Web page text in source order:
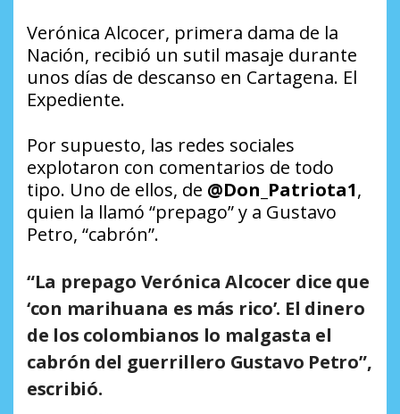
Verónica Alcocer, primera dama de la
Nación, recibió un sutil masaje durante
unos días de descanso en Cartagena. El
Expediente.
Por supuesto, las redes sociales
explotaron con comentarios de todo
tipo. Uno de ellos, de @Don_Patriota1,
quien la llamó “prepago” y a Gustavo
Petro, “cabrón”.
“La prepago Verónica Alcocer dice que
‘con marihuana es más rico’. El dinero
de los colombianos lo malgasta el
cabrón del guerrillero Gustavo Petro”,
escribió.